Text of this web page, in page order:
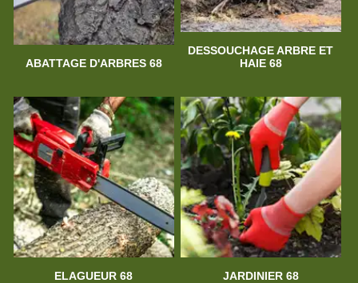
ABATTAGE D'ARBRES 68
DESSOUCHAGE ARBRE ET
HAIE 68
ELAGUEUR 68 JARDINIER 68